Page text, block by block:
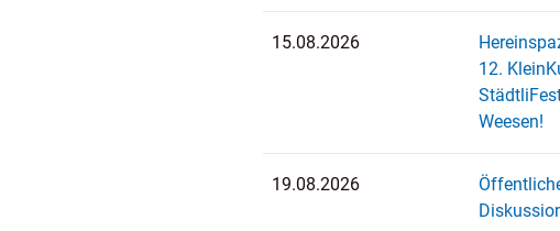
15.08.2026
12.
Weesen!
19.08.2026